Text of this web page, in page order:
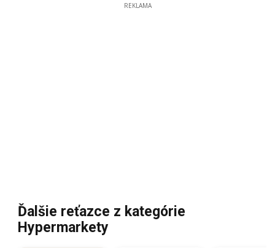
REKLAMA
Ďalšie reťazce z kategórie
Hypermarkety